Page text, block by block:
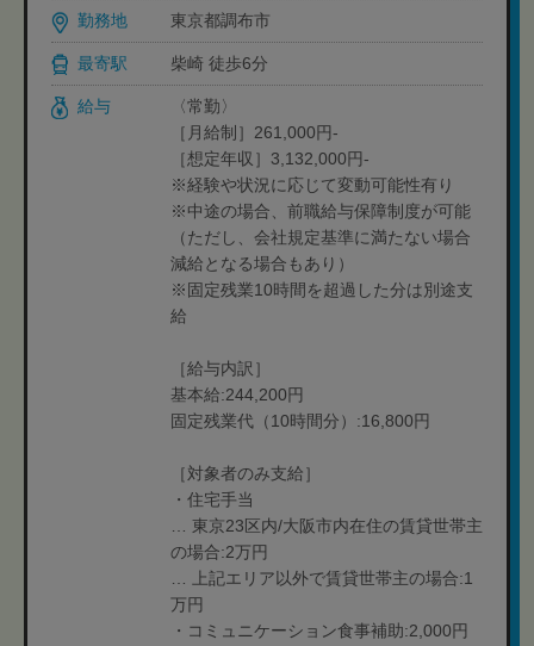
勤務地 東京都調布市
最寄駅 柴崎 徒歩6分
給与
〈常勤〉
［月給制］261,000円-
［想定年収］3,132,000円-
※経験や状況に応じて変動可能性有り
※中途の場合、前職給与保障制度が可能
（ただし、会社規定基準に満たない場合
減給となる場合もあり）
※固定残業10時間を超過した分は別途支
給
［給与内訳］
基本給:244,200円
固定残業代（10時間分）:16,800円
［対象者のみ支給］
・住宅手当
… 東京23区内/大阪市内在住の賃貸世帯主
の場合:2万円
… 上記エリア以外で賃貸世帯主の場合:1
万円
・コミュニケーション食事補助:2,000円